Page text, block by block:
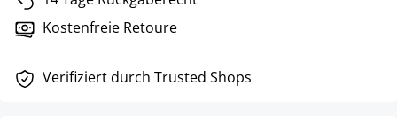
Kostenfreie Retoure
Verifiziert durch Trusted Shops